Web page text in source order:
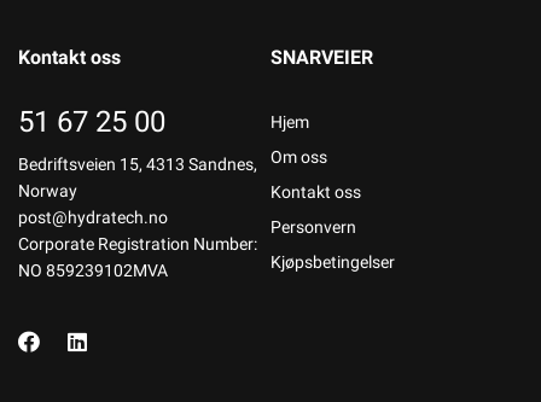
Kontakt oss
51 67 25 00
Bedriftsveien 15, 4313 Sandnes,
Norway
post@hydratech.no
Corporate Registration Number:
NO 859239102MVA
SNARVEIER
Hjem
Om oss
Kontakt oss
Personvern
Kjøpsbetingelser